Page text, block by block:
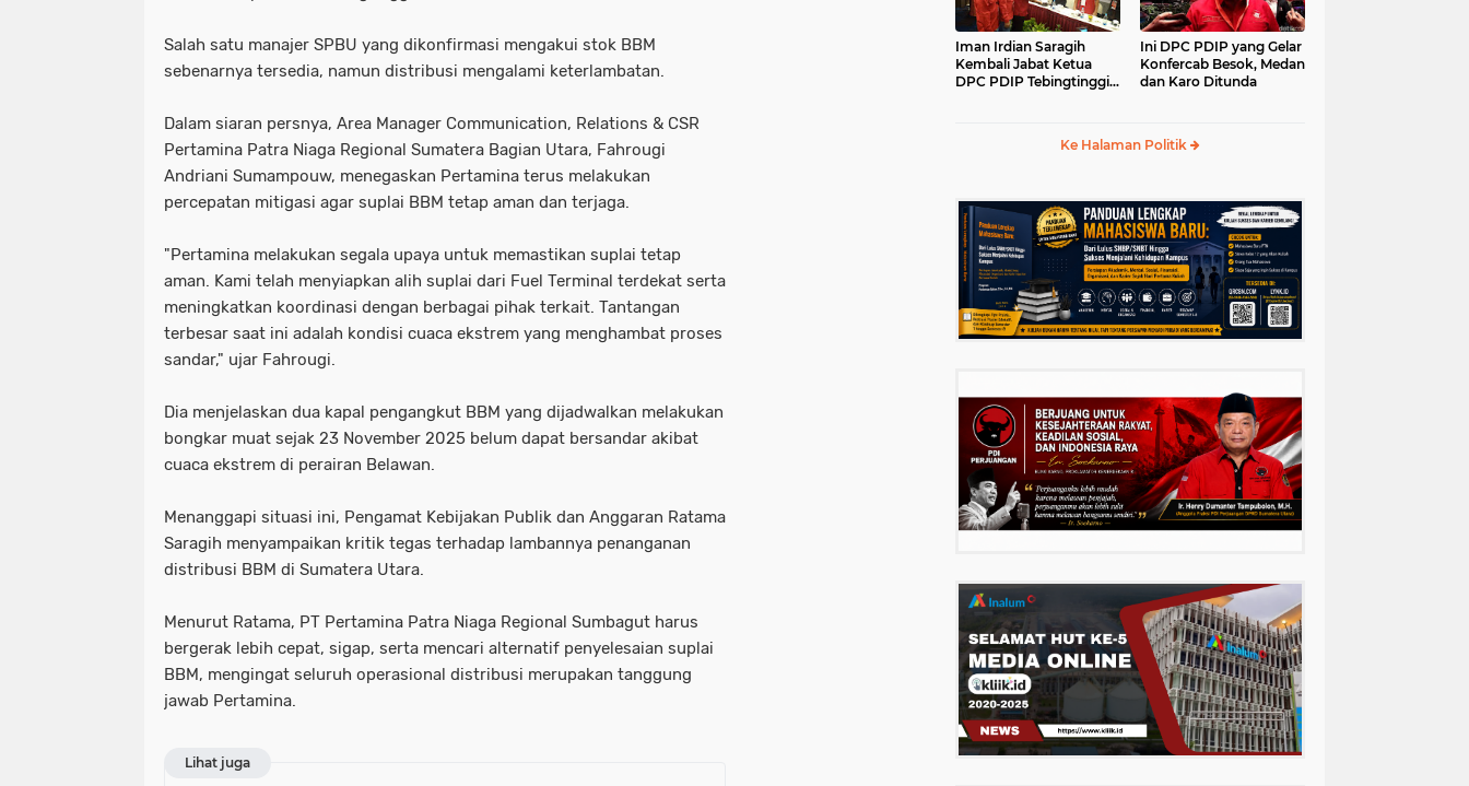
Salah satu manajer SPBU yang dikonfirmasi mengakui stok BBM
sebenarnya tersedia, namun distribusi mengalami keterlambatan.
Dalam siaran persnya, Area Manager Communication, Relations & CSR
Pertamina Patra Niaga Regional Sumatera Bagian Utara, Fahrougi
Andriani Sumampouw, menegaskan Pertamina terus melakukan
percepatan mitigasi agar suplai BBM tetap aman dan terjaga.
"Pertamina melakukan segala upaya untuk memastikan suplai tetap
aman. Kami telah menyiapkan alih suplai dari Fuel Terminal terdekat serta
meningkatkan koordinasi dengan berbagai pihak terkait. Tantangan
terbesar saat ini adalah kondisi cuaca ekstrem yang menghambat proses
sandar," ujar Fahrougi.
Dia menjelaskan dua kapal pengangkut BBM yang dijadwalkan melakukan
bongkar muat sejak 23 November 2025 belum dapat bersandar akibat
cuaca ekstrem di perairan Belawan.
Menanggapi situasi ini, Pengamat Kebijakan Publik dan Anggaran Ratama
Saragih menyampaikan kritik tegas terhadap lambannya penanganan
distribusi BBM di Sumatera Utara.
Menurut Ratama, PT Pertamina Patra Niaga Regional Sumbagut harus
bergerak lebih cepat, sigap, serta mencari alternatif penyelesaian suplai
BBM, mengingat seluruh operasional distribusi merupakan tanggung
jawab Pertamina.
Lihat juga
Hukum dan
Kelembagaan
Kementerian Hukum
Iman Irdian Saragih
Kembali Jabat Ketua
DPC PDIP Tebingtinggi
Ini DPC PDIP yang Gelar
Konfercab Besok, Medan
dan Karo Ditunda
Ke Halaman Politik